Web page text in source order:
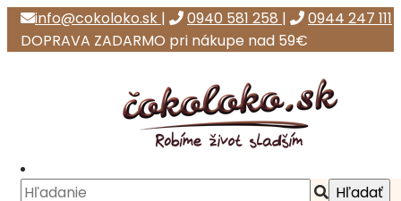
info@cokoloko.sk | 0940 581 258 |
0944 247 111
DOPRAVA ZADARMO pri nákupe nad 59€